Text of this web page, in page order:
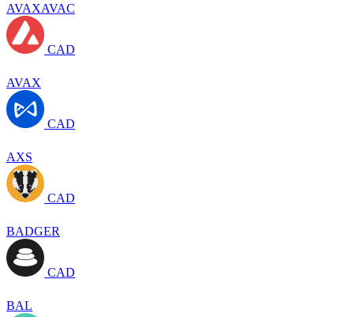
AVAXAVAC
CAD
AVAX
CAD
AXS
CAD
BADGER
CAD
BAL